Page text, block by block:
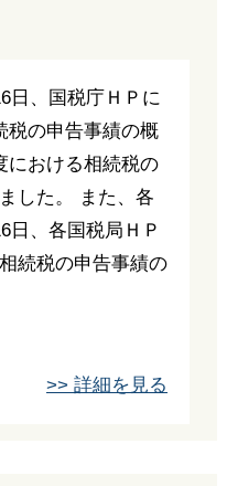
日、国税庁ＨＰに
税の申告事績の概
における相続税の
した。 また、各
日、各国税局ＨＰ
続税の申告事績の
>> 詳細を見る